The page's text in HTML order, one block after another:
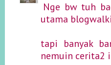
Nge bw tuh
utama
tapi banyak
nemuin cerita2